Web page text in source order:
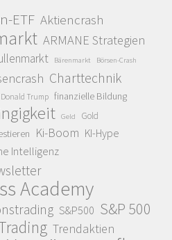
ETF Aktiencrash
ARMANE Strategien
Bärenmarkt Börsen-Crash
Charttechnik
Donald Trump finanzielle Bildung
Geld Gold
Ki-Boom KI-Hype
Intelligenz
Academy
S&P500 S&P 500
Trendaktien